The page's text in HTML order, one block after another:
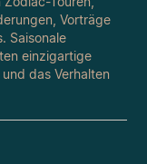
Vorträge
Saisonale
einzigartige
das Verhalten